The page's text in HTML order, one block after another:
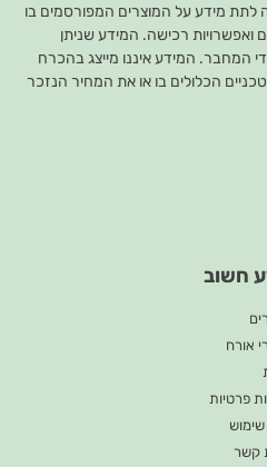
מידע על המוצרים המפורסמים בו
ואפשרויות רכישה. המידע שניתן
המחבר. המידע איננו מייצג בהכרח
הכלולים בו או את המחיר הנזכר
חשוב
אורח
פרטיות
קשר